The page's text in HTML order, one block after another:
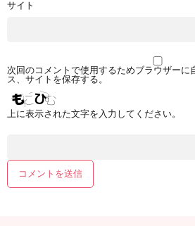
サイト
次回のコメントで使用するためブラウザーに
ス、サイトを保存する。
上に表示された文字を入力してください。